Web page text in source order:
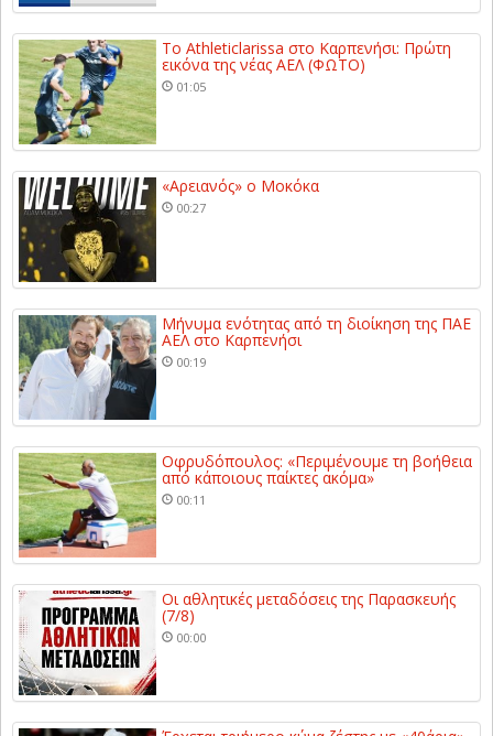
Το Athleticlarissa στο Καρπενήσι: Πρώτη
εικόνα της νέας ΑΕΛ (ΦΩΤΟ)
01:05
«Αρειανός» ο Μοκόκα
00:27
Μήνυμα ενότητας από τη διοίκηση της ΠΑΕ
ΑΕΛ στο Καρπενήσι
00:19
Οφρυδόπουλος: «Περιμένουμε τη βοήθεια
από κάποιους παίκτες ακόμα»
00:11
Οι αθλητικές μεταδόσεις της Παρασκευής
(7/8)
00:00